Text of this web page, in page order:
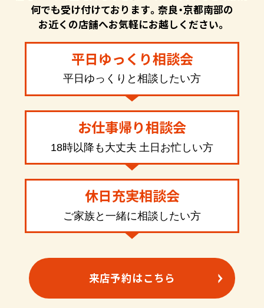
何でも受け付けております。奈良・京都南部の
お近くの店舗へお気軽にお越しください。
平日ゆっくり相談会
平日ゆっくりと相談したい方
お仕事帰り相談会
18時以降も大丈夫 土日お忙しい方
休日充実相談会
ご家族と一緒に相談したい方
来店予約はこちら